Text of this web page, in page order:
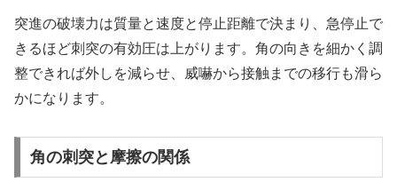
突進の破壊力は質量と速度と停止距離で決まり、急停止で
きるほど刺突の有効圧は上がります。角の向きを細かく調
整できれば外しを減らせ、威嚇から接触までの移行も滑ら
かになります。
角の刺突と摩擦の関係